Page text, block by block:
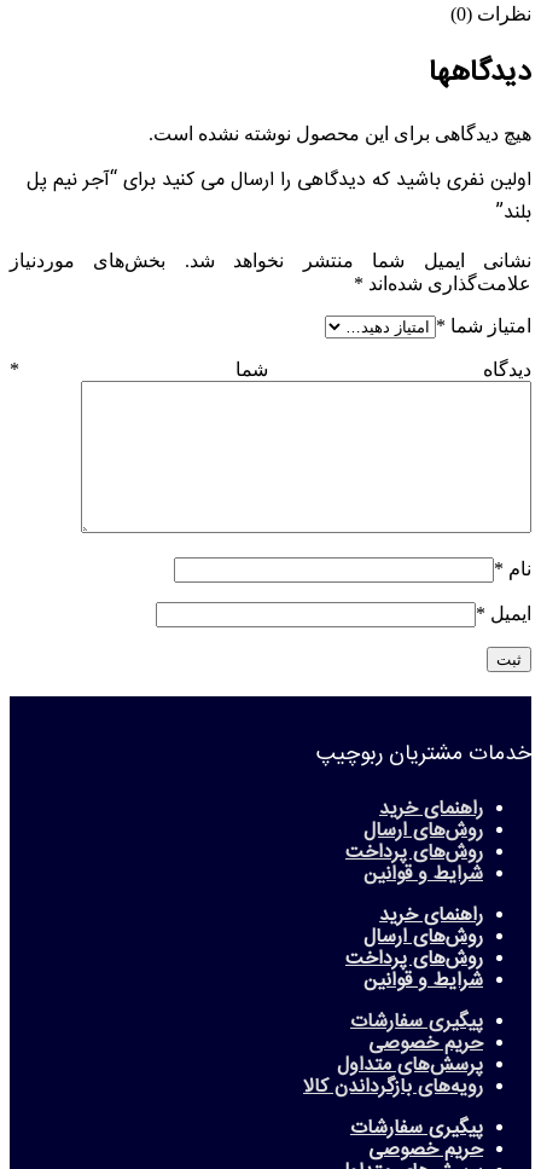
نظرات (0)
دیدگاهها
هیچ دیدگاهی برای این محصول نوشته نشده است.
اولین نفری باشید که دیدگاهی را ارسال می کنید برای “آجر نیم پل
بلند”
نشانی ایمیل شما منتشر نخواهد شد.
بخش‌های موردنیاز
علامت‌گذاری شده‌اند *
امتیاز شما *
دیدگاه شما *
نام *
ایمیل *
خدمات مشتریان ربوچیپ
راهنمای خرید
روش‌های ارسال
روش‌های پرداخت
شرایط و قوانین
راهنمای خرید
روش‌های ارسال
روش‌های پرداخت
شرایط و قوانین
پیگیری سفارشات
حریم خصوصی
پرسش‌های متداول
رویه‌های بازگرداندن کالا
پیگیری سفارشات
حریم خصوصی